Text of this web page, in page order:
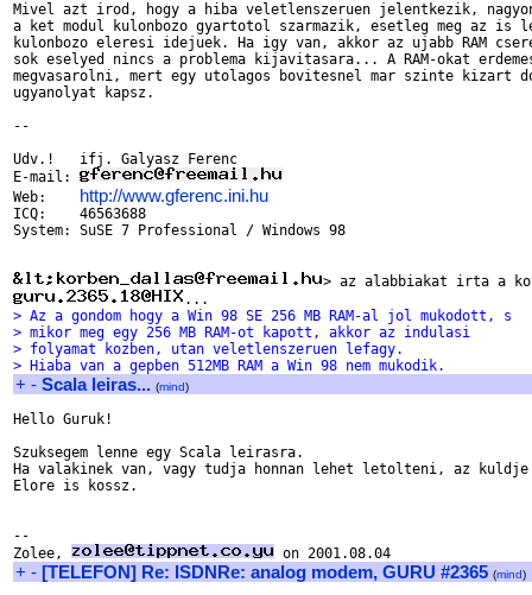
Mivel azt irod, hogy a hiba veletlenszeruen jelentkezik,
a ket modul kulonbozo gyartotol szarmazik, esetleg meg az is
kulonbozo eleresi idejuek. Ha igy van, akkor az ujabb RAM
sok eselyed nincs a problema kijavitasara... A RAM-okat
megvasarolni, mert egy utolagos bovitesnel mar szinte kizart
ugyanolyat kapsz.
--
Udv.!   ifj. Galyasz Ferenc
E-mail:
Web: http://www.gferenc.ini.hu
ICQ:    46563688
System: SuSE 7 Professional / Windows 98
> Az a gondom hogy a Win 98 SE 256 MB RAM-al jol mukodott, s
> mikor meg egy 256 MB RAM-ot kapott, akkor az indulasi
> folyamat kozben, utan veletlenszeruen lefagy.
> Hiaba van a gepben 512MB RAM a Win 98 nem mukodik.
+ - Scala leiras... (mind)
Hello Guruk!
Szuksegem lenne egy Scala leirasra.
Ha valakinek van, vagy tudja honnan lehet letolteni, az kuldje
Elore is kossz.
--
Zolee,
+ - [TELEFON] Re: ISDNRe: analog modem, GURU #2365 (mind)